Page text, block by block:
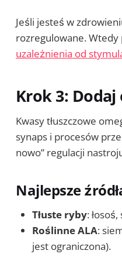
Jeśli jesteś w
rozregulowane. Wtedy
uzależnienia od
Krok 3:
Kwasy tłuszczowe
synaps i procesów
nowo” regulacji
Najlepsze
Tłuste ryby:
Roślinne ALA:
jest ograniczona).